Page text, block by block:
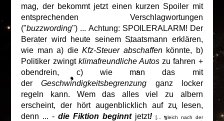
mag, der bekommt jetzt einen kurzen Spoiler mit
entsprechenden Verschlagwortungen
("buzzwording") ... Achtung: SPOILERALARM! Der
Berater wird heute seinem Staatsmann erklären,
wie man a) dieKfz-Steuer abschaffenkönnte, b)
Politiker zwingt klimafreundliche Autos zu fahren +
obendrein, c) wie man das mit
derGeschwindigkeitsbegrenzung ganz locker
regeln kann. Wem das alles viel zu albern
erscheint, der hört augenblicklich auf zu lesen,
denn ... -die Fiktion beginnt jetzt!
[... gleich nach der